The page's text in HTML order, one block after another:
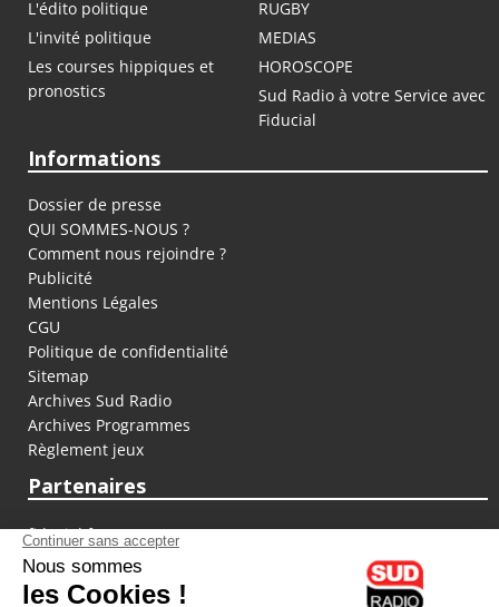
L'édito politique
RUGBY
L'invité politique
MEDIAS
Les courses hippiques et
pronostics
HOROSCOPE
Sud Radio à votre Service avec
Fiducial
Informations
Dossier de presse
QUI SOMMES-NOUS ?
Comment nous rejoindre ?
Publicité
Mentions Légales
CGU
Politique de confidentialité
Sitemap
Archives Sud Radio
Archives Programmes
Règlement jeux
Partenaires
fiducial.fr
lyoncapitale.fr
olympique-et-lyonnais.com